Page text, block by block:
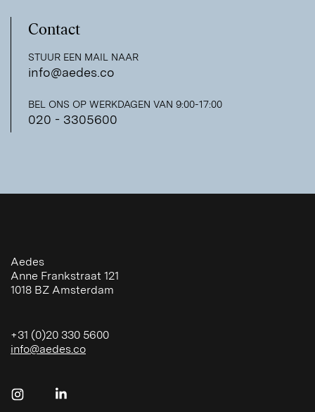
Contact
STUUR EEN MAIL NAAR
info@aedes.co
BEL ONS OP WERKDAGEN VAN 9:00-17:00
020 - 3305600
Aedes
Anne Frankstraat 121
1018 BZ Amsterdam
+31 (0)20 330 5600
info@aedes.co
Volg ons op Instagram
Volg ons op LinkedIn